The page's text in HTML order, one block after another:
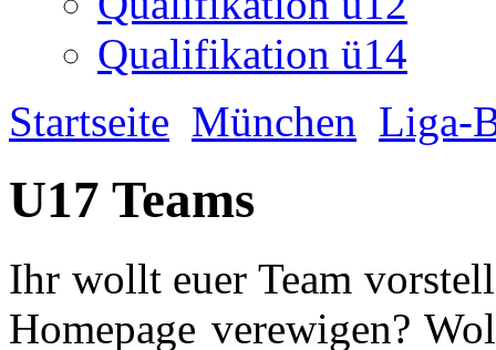
Ihr wollt euer Team
Homepage verewigen?
oder etwas daran
buntkicker auf den
Nachricht an unseren
0176 72561715oder
Dienstag um 18:00 Uhr)